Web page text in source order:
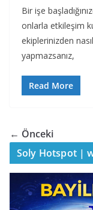
Bir işe
onlarla etkileşim
ekiplerinizden
yapmazsanız,
Read More
← Önceki
Soly Hotspot |